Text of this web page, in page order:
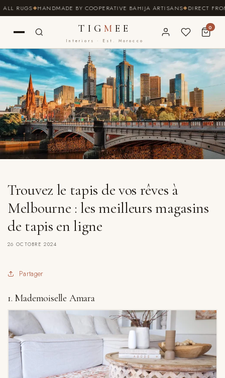
PASSER
AU
HANDMADE BY COOPERATIVE BAHIJA ARTISANS DIRECT FROM
TIGMEE
Interiors · Est. Morocco
0
Trouvez le tapis de vos rêves à
Melbourne : les meilleurs magasins
de tapis en ligne
26 OCTOBRE 2024
Partager
1. Mademoiselle Amara